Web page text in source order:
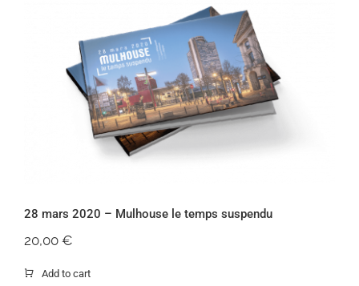
28 mars 2020 – Mulhouse le temps
suspendu
28 mars 2020 – Mulhouse le temps suspendu
20,00 €
Add to cart